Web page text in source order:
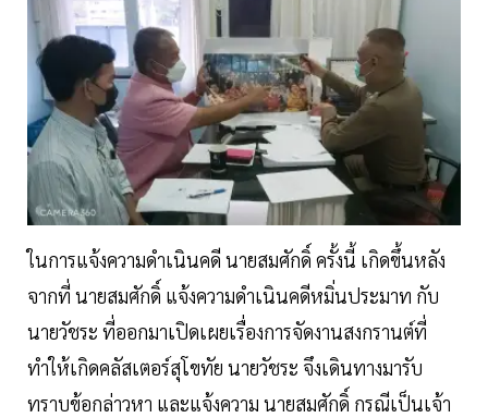
ในการแจ้งความดำเนินคดี นายสมศักดิ์ ครั้งนี้ เกิดขึ้นหลัง
จากที่ นายสมศักดิ์ แจ้งความดำเนินคดีหมิ่นประมาท กับ
นายวัชระ ที่ออกมาเปิดเผยเรื่องการจัดงานสงกรานต์ที่
ทำให้เกิดคลัสเตอร์สุโขทัย นายวัชระ จึงเดินทางมารับ
ทราบข้อกล่าวหา และแจ้งความ นายสมศักดิ์ กรณีเป็นเจ้า